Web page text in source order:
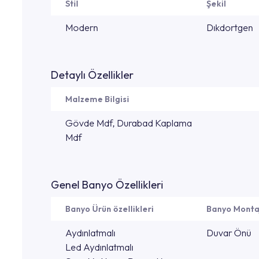
Stil Şekil
Modern Dıkdortgen
Detaylı Özellikler
Malzeme Bilgisi
Gövde Mdf, Durabad Kaplama
Mdf
Genel Banyo Özellikleri
Banyo Ürün özellikleri Banyo
Aydınlatmalı
Led Aydınlatmalı
Duvar Önü